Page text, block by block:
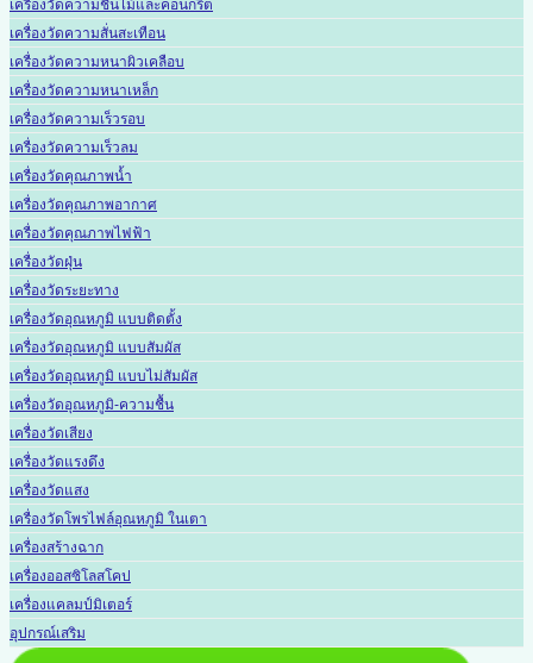
เครื่องวัดความชื้นไม้และคอนกรีต
เครื่องวัดความสั่นสะเทือน
เครื่องวัดความหนาผิวเคลือบ
เครื่องวัดความหนาเหล็ก
เครื่องวัดความเร็วรอบ
เครื่องวัดความเร็วลม
เครื่องวัดคุณภาพน้ำ
เครื่องวัดคุณภาพอากาศ
เครื่องวัดคุณภาพไฟฟ้า
เครื่องวัดฝุ่น
เครื่องวัดระยะทาง
เครื่องวัดอุณหภูมิ แบบติดตั้ง
เครื่องวัดอุณหภูมิ แบบสัมผัส
เครื่องวัดอุณหภูมิ แบบไม่สัมผัส
เครื่องวัดอุณหภูมิ-ความชื้น
เครื่องวัดเสียง
เครื่องวัดแรงดึง
เครื่องวัดแสง
เครื่องวัดโพรไฟล์อุณหภูมิ ในเตา
เครื่องสร้างฉาก
เครื่องออสซิโลสโคป
เครื่องแคลมป์มิเตอร์
อุปกรณ์เสริม